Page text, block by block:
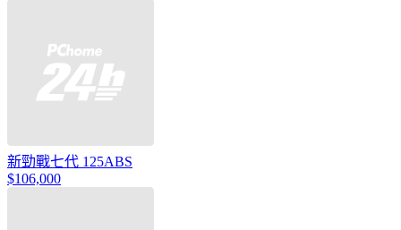
新勁戰七代 125ABS
$106,000